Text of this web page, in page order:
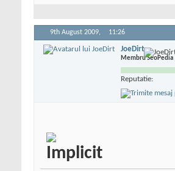
9th August 2009, 11:26
JoeDirt
Membru SeoPedia
Reputatie: